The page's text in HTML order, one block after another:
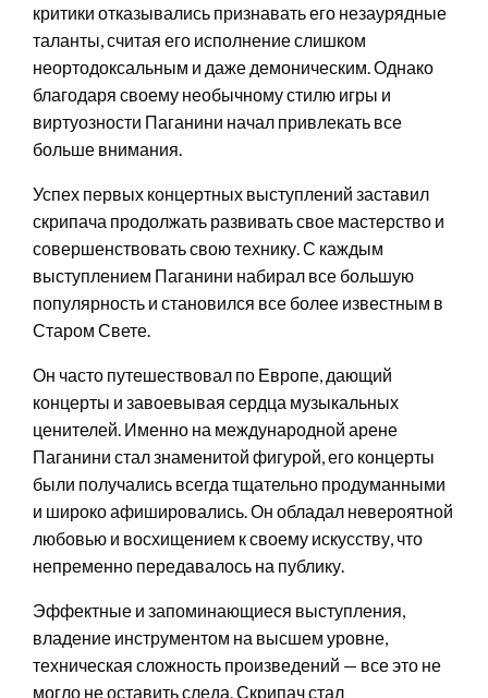
критики отказывались признавать его незаурядные
таланты, считая его исполнение слишком
неортодоксальным и даже демоническим. Однако
благодаря своему необычному стилю игры и
виртуозности Паганини начал привлекать все
больше внимания.
Успех первых концертных выступлений заставил
скрипача продолжать развивать свое мастерство и
совершенствовать свою технику. С каждым
выступлением Паганини набирал все большую
популярность и становился все более известным в
Старом Свете.
Он часто путешествовал по Европе, дающий
концерты и завоевывая сердца музыкальных
ценителей. Именно на международной арене
Паганини стал знаменитой фигурой, его концерты
были получались всегда тщательно продуманными
и широко афишировались. Он обладал невероятной
любовью и восхищением к своему искусству, что
непременно передавалось на публику.
Эффектные и запоминающиеся выступления,
владение инструментом на высшем уровне,
техническая сложность произведений — все это не
могло не оставить следа. Скрипач стал